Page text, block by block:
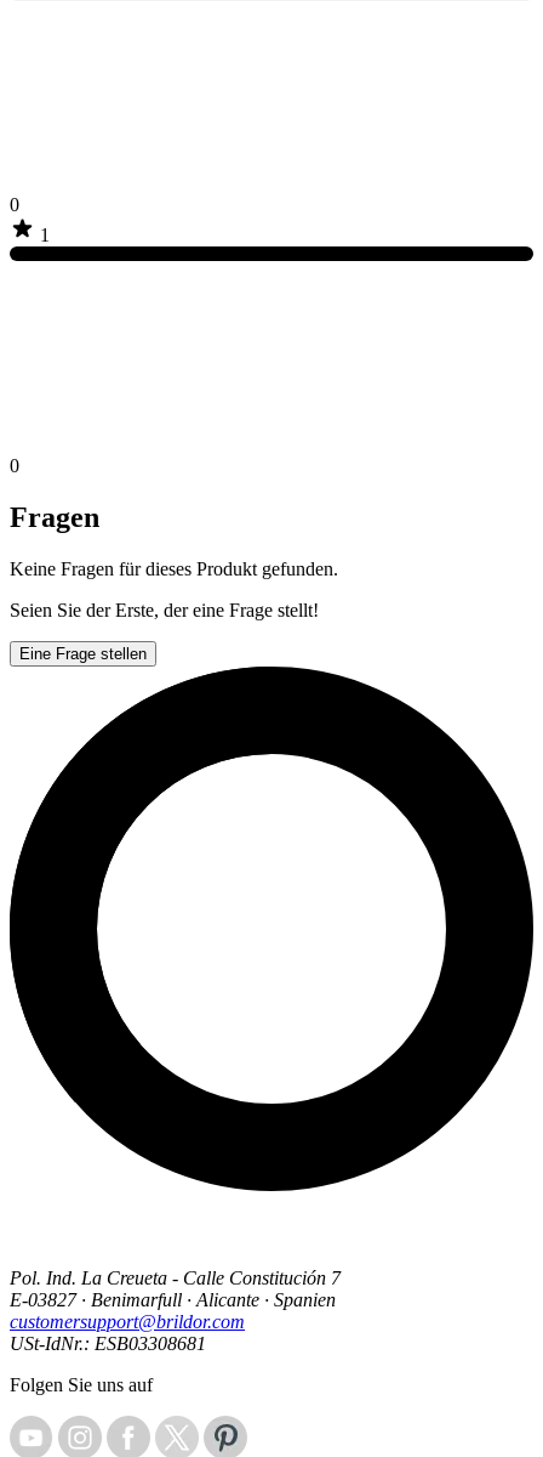
0
1
0
Fragen
Keine Fragen für dieses Produkt gefunden.
Seien Sie der Erste, der eine Frage stellt!
Eine Frage stellen
Pol. Ind. La Creueta - Calle Constitución 7
E-03827 · Benimarfull · Alicante · Spanien
customersupport@brildor.com
USt-IdNr.: ESB03308681
Folgen Sie uns auf